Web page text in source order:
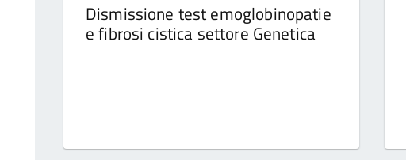
Dismissione test emoglobinopatie
e fibrosi cistica settore Genetica